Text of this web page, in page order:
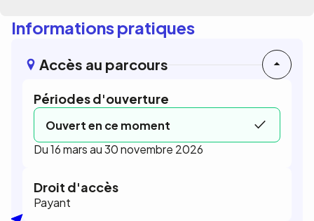
Informations pratiques
Accès au parcours
Périodes d'ouverture
Ouvert en ce moment
Du 16 mars au 30 novembre 2026
Droit d'accès
Payant